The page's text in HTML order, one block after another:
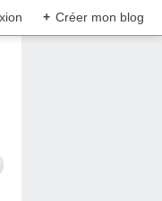
+ Créer mon blog